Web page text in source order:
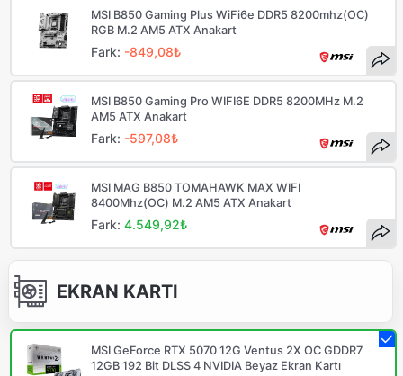
MSI B850 Gaming Plus WiFi6e DDR5 8200mhz(OC)
RGB M.2 AM5 ATX Anakart
Fark: -849,08₺
MSI B850 Gaming Pro WIFI6E DDR5 8200MHz M.2
AM5 ATX Anakart
Fark: -597,08₺
MSI MAG B850 TOMAHAWK MAX WIFI
8400Mhz(OC) M.2 AM5 ATX Anakart
Fark:4.549,92₺
EKRAN KARTI
MSI GeForce RTX 5070 12G Ventus 2X OC GDDR7
12GB 192 Bit DLSS 4 NVIDIA Beyaz Ekran Kartı